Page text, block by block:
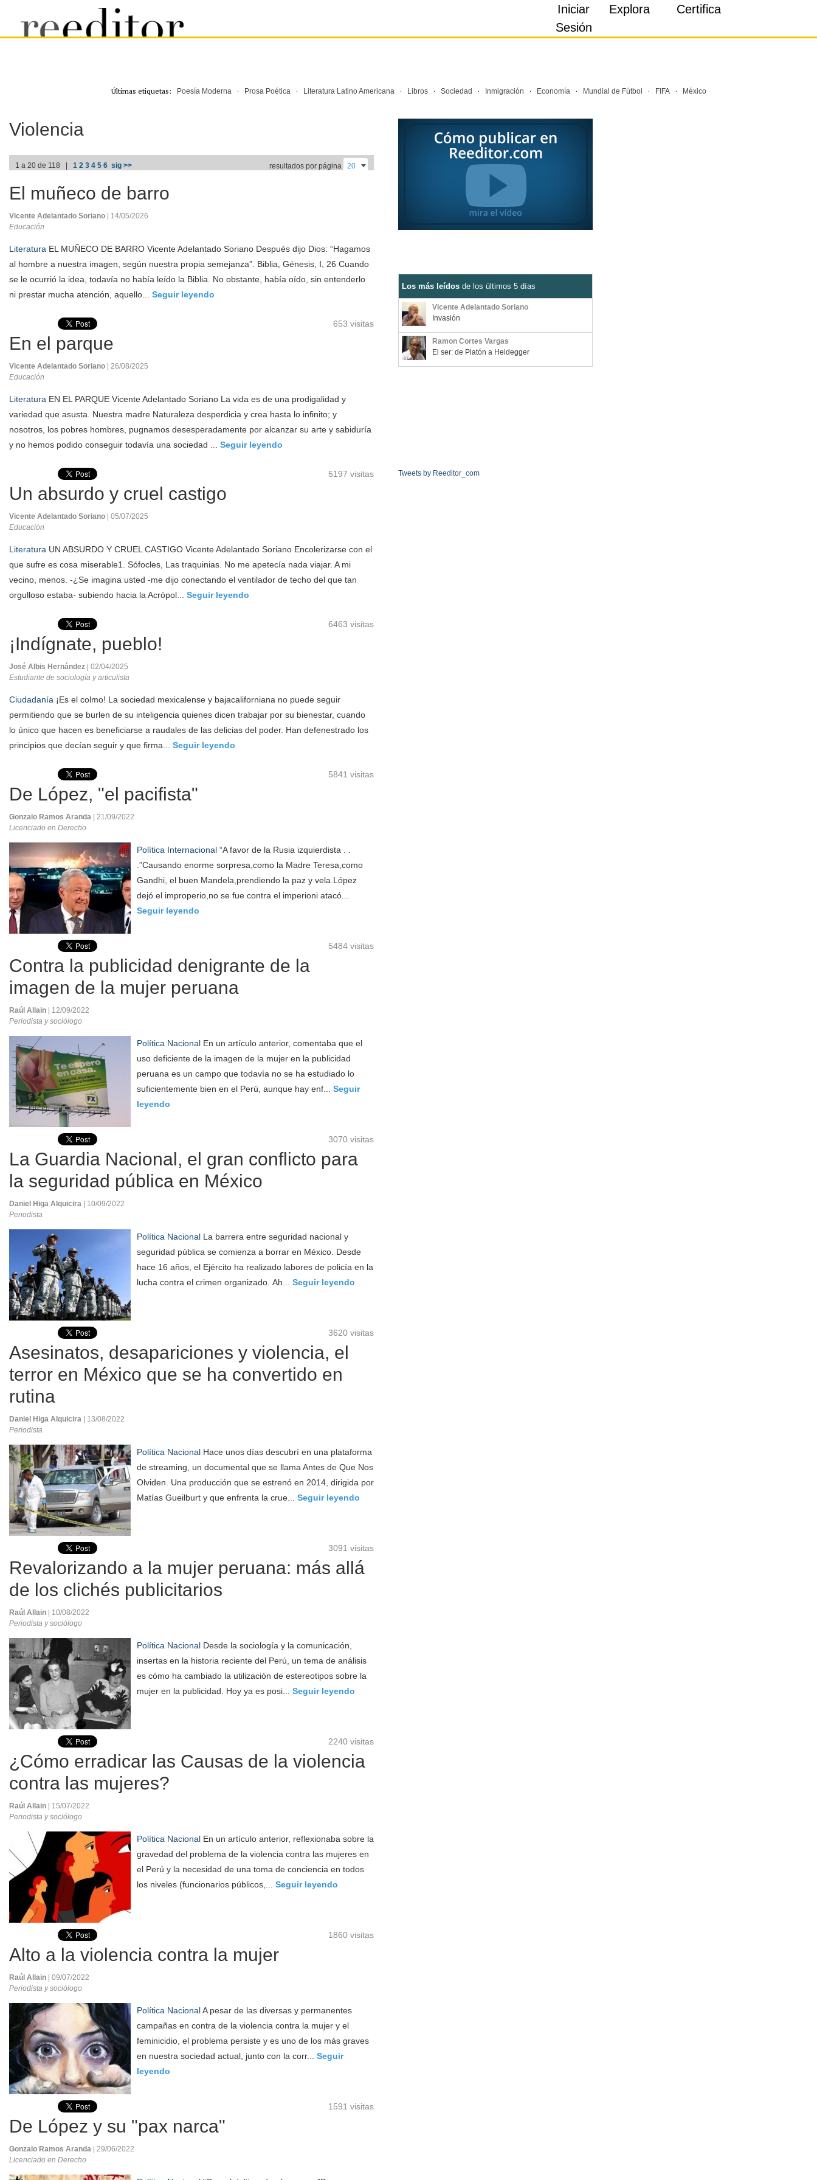
Iniciar
Sesión
Explora Certifica
Últimas etiquetas: Poesía Moderna· Prosa Poética· Literatura Latino Americana· Libros· Sociedad · Inmigración · Economía· Mundial de Fútbol · FIFA· México
Violencia
1 a 20 de 118 | 1 2 3 4 5 6 sig >> resultados por página
El muñeco de barro
Vicente Adelantado Soriano
| 14/05/2026
Educación
Literatura EL MUÑECO DE BARRO Vicente Adelantado Soriano Después dijo Dios: “Hagamos
al hombre a nuestra imagen, según nuestra propia semejanza”. Biblia, Génesis, I, 26 Cuando
se le ocurrió la idea, todavía no había leído la Biblia. No obstante, había oído, sin entenderlo
ni prestar mucha atención, aquello... Seguir leyendo
653 visitas
En el parque
Vicente Adelantado Soriano
| 26/08/2025
Educación
Literatura EN EL PARQUE Vicente Adelantado Soriano La vida es de una prodigalidad y
variedad que asusta. Nuestra madre Naturaleza desperdicia y crea hasta lo infinito; y
nosotros, los pobres hombres, pugnamos desesperadamente por alcanzar su arte y sabiduría
y no hemos podido conseguir todavía una sociedad ... Seguir leyendo
5197 visitas
Un absurdo y cruel castigo
Vicente Adelantado Soriano
| 05/07/2025
Educación
Literatura UN ABSURDO Y CRUEL CASTIGO Vicente Adelantado Soriano Encolerizarse con el
que sufre es cosa miserable1. Sófocles, Las traquinias. No me apetecía nada viajar. A mi
vecino, menos. -¿Se imagina usted -me dijo conectando el ventilador de techo del que tan
orgulloso estaba- subiendo hacia la Acrópol... Seguir leyendo
6463 visitas
¡Indígnate, pueblo!
José Albis Hernández
| 02/04/2025
Estudiante de sociología y articulista
Ciudadanía ¡Es el colmo! La sociedad mexicalense y bajacaliforniana no puede seguir
permitiendo que se burlen de su inteligencia quienes dicen trabajar por su bienestar, cuando
lo único que hacen es beneficiarse a raudales de las delicias del poder. Han defenestrado los
principios que decían seguir y que firma... Seguir leyendo
5841 visitas
De López, "el pacifista"
Gonzalo Ramos Aranda
| 21/09/2022
Licenciado en Derecho
Política Internacional “A favor de la Rusia izquierdista . .
.”Causando enorme sorpresa,como la Madre Teresa,como
Gandhi, el buen Mandela,prendiendo la paz y vela.López
dejó el improperio,no se fue contra el imperioni atacó...
Seguir leyendo
5484 visitas
Contra la publicidad denigrante de la
imagen de la mujer peruana
Raúl Allain
| 12/09/2022
Periodista y sociólogo
Política Nacional En un artículo anterior, comentaba que el
uso deficiente de la imagen de la mujer en la publicidad
peruana es un campo que todavía no se ha estudiado lo
suficientemente bien en el Perú, aunque hay enf... Seguir
leyendo
3070 visitas
La Guardia Nacional, el gran conflicto para
la seguridad pública en México
Daniel Higa Alquicira
| 10/09/2022
Periodista
Política Nacional La barrera entre seguridad nacional y
seguridad pública se comienza a borrar en México. Desde
hace 16 años, el Ejército ha realizado labores de policía en la
lucha contra el crimen organizado. Ah... Seguir leyendo
3620 visitas
Asesinatos, desapariciones y violencia, el
terror en México que se ha convertido en
rutina
Daniel Higa Alquicira
| 13/08/2022
Periodista
Política Nacional Hace unos días descubrí en una plataforma
de streaming, un documental que se llama Antes de Que Nos
Olviden. Una producción que se estrenó en 2014, dirigida por
Matías Gueilburt y que enfrenta la crue... Seguir leyendo
3091 visitas
Revalorizando a la mujer peruana: más allá
de los clichés publicitarios
Raúl Allain
| 10/08/2022
Periodista y sociólogo
Política Nacional Desde la sociología y la comunicación,
insertas en la historia reciente del Perú, un tema de análisis
es cómo ha cambiado la utilización de estereotipos sobre la
mujer en la publicidad. Hoy ya es posi... Seguir leyendo
2240 visitas
¿Cómo erradicar las Causas de la violencia
contra las mujeres?
Raúl Allain
| 15/07/2022
Periodista y sociólogo
Política Nacional En un artículo anterior, reflexionaba sobre la
gravedad del problema de la violencia contra las mujeres en
el Perú y la necesidad de una toma de conciencia en todos
los niveles (funcionarios públicos,... Seguir leyendo
1860 visitas
Alto a la violencia contra la mujer
Raúl Allain
| 09/07/2022
Periodista y sociólogo
Política NacionalA pesar de las diversas y permanentes
campañas en contra de la violencia contra la mujer y el
feminicidio, el problema persiste y es uno de los más graves
en nuestra sociedad actual, junto con la corr... Seguir
leyendo
1591 visitas
De López y su "pax narca"
Gonzalo Ramos Aranda
| 29/06/2022
Licenciado en Derecho
Los más leídos de los últimos 5 días
Vicente Adelantado Soriano
Invasión
Ramon Cortes Vargas
El ser: de Platón a Heidegger
Tweets by Reeditor_com